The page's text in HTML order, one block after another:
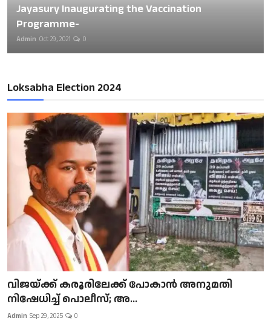
Jayasury Inaugurating the Vaccination
Programme-
Admin Oct 29, 2021 0
Loksabha Election 2024
വിജയ്ക്ക് കരൂരിലേക്ക് പോകാൻ അനുമതി
നിഷേധിച്ച് പൊലീസ്; അ...
Admin Sep 29, 2025 0